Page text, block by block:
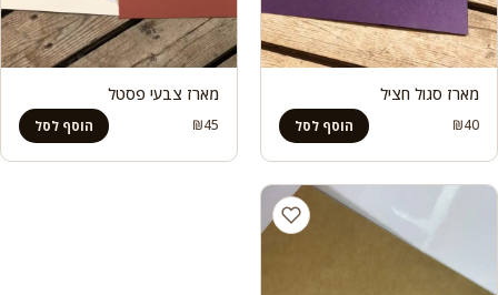
מארז סגול חציל
₪40 הוסף לסל
מארז צבעי פסטל
₪45 הוסף לסל